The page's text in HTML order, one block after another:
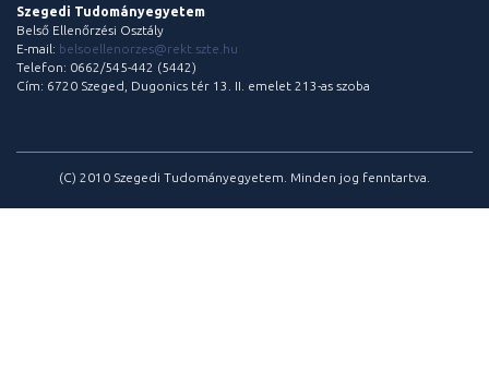
Szegedi Tudományegyetem
Belső Ellenőrzési Osztály
E-mail: belsoellenorzes@rekt.szte.hu
Telefon: 0662/545-442 (5442)
Cím: 6720 Szeged, Dugonics tér 13. II. emelet 213-as szoba
(C) 2010 Szegedi Tudományegyetem. Minden jog fenntartva.